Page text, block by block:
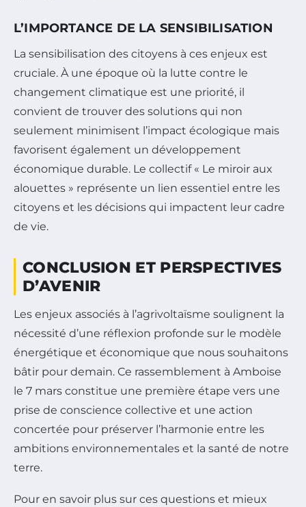
L’IMPORTANCE DE LA SENSIBILISATION
La sensibilisation des citoyens à ces enjeux est
cruciale. À une époque où la lutte contre le
changement climatique est une priorité, il
convient de trouver des solutions qui non
seulement minimisent l’impact écologique mais
favorisent également un développement
économique durable. Le collectif « Le miroir aux
alouettes » représente un lien essentiel entre les
citoyens et les décisions qui impactent leur cadre
de vie.
CONCLUSION ET PERSPECTIVES
D’AVENIR
Les enjeux associés à l’agrivoltaïsme soulignent la
nécessité d’une réflexion profonde sur le modèle
énergétique et économique que nous souhaitons
bâtir pour demain. Ce rassemblement à Amboise
le 7 mars constitue une première étape vers une
prise de conscience collective et une action
concertée pour préserver l’harmonie entre les
ambitions environnementales et la santé de notre
terre.
Pour en savoir plus sur ces questions et mieux